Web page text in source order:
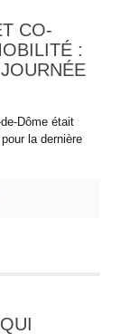
CO-
:
Dôme était
la dernière